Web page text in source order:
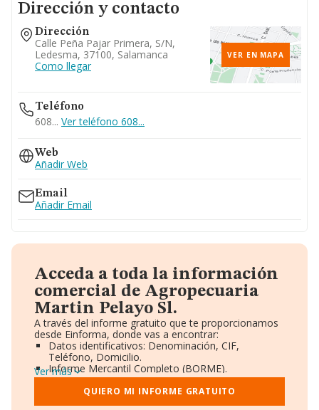
Dirección y contacto
Dirección
Calle Peña Pajar Primera, S/n,
Ledesma, 37100, Salamanca
Como llegar
VER EN MAPA
Teléfono
608... Ver teléfono 608...
Web
Añadir Web
Email
Añadir Email
Acceda a toda la información
comercial de Agropecuaria
Martin Pelayo Sl.
A través del informe gratuito que te proporcionamos
desde Einforma, donde vas a encontrar:
Datos identificativos: Denominación, CIF,
Teléfono, Domicilio.
Informe Mercantil Completo (BORME).
Gráficos de Evolución Ventas y Empleados.
Consejo de Administración y Administradores.
Directivos y Ejecutivos.
Ver más
QUIERO MI INFORME GRATUITO